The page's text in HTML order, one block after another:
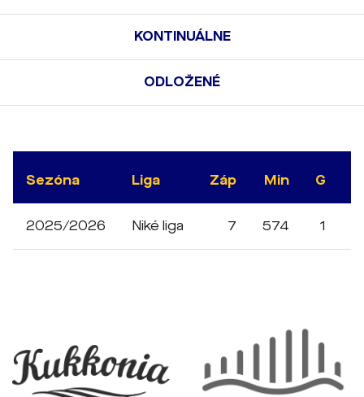
KONTINUÁLNE
ODLOŽENÉ
Sezóna Liga Záp Min G
2025/2026 Niké liga 7 574 1